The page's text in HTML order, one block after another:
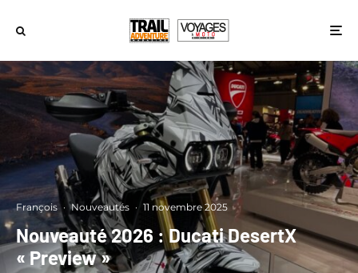
François · Nouveautés · 11 novembre 2025
Nouveauté 2026 : Ducati DesertX
« Preview »